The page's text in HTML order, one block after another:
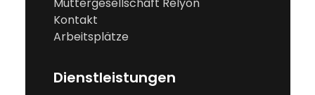
Kontakt
Arbeitsplätze
Dienstleistungen